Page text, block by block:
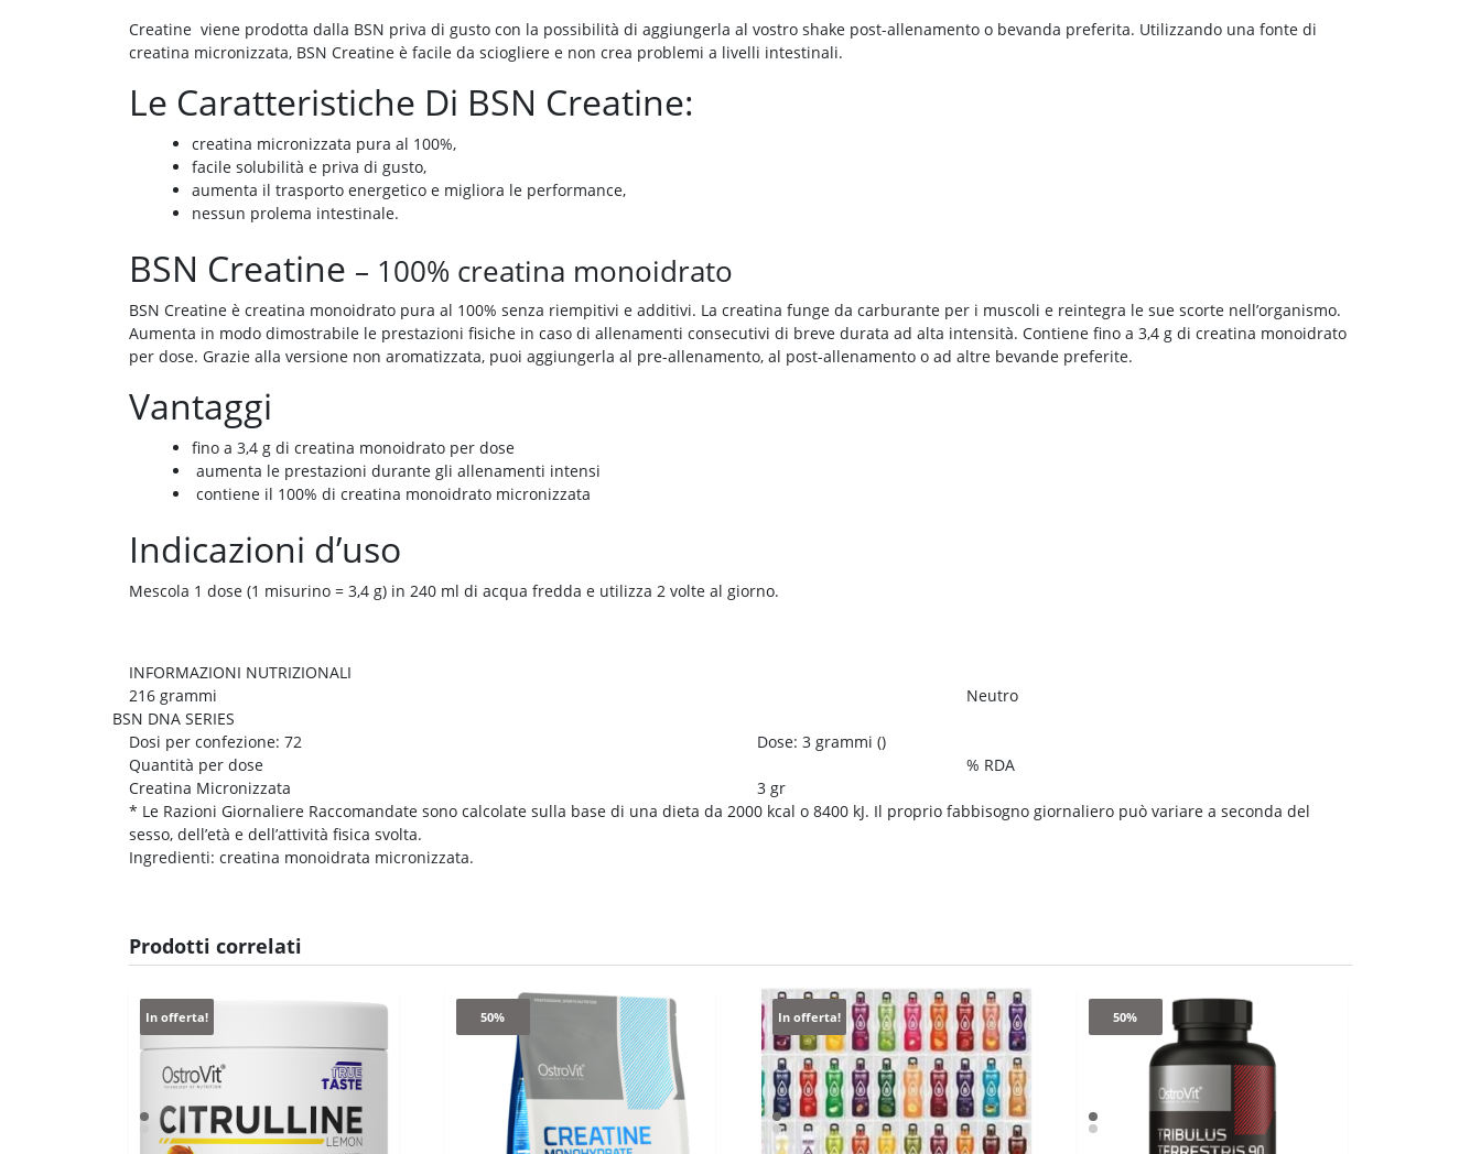
Creatine viene prodotta dalla BSN priva di gusto con la possibilità di aggiungerla al vostro shake post-allenamento o bevanda preferita. Utilizzando una fonte di
creatina micronizzata, BSN Creatine è facile da sciogliere e non crea problemi a livelli intestinali.
Le Caratteristiche Di BSN Creatine:
creatina micronizzata pura al 100%,
facile solubilità e priva di gusto,
aumenta il trasporto energetico e migliora le performance,
nessun prolema intestinale.
BSN Creatine – 100% creatina monoidrato
BSN Creatine è creatina monoidrato pura al 100% senza riempitivi e additivi. La creatina funge da carburante per i muscoli e reintegra le sue scorte nell’organismo.
Aumenta in modo dimostrabile le prestazioni fisiche in caso di allenamenti consecutivi di breve durata ad alta intensità. Contiene fino a 3,4 g di creatina monoidrato
per dose. Grazie alla versione non aromatizzata, puoi aggiungerla al pre-allenamento, al post-allenamento o ad altre bevande preferite.
Vantaggi
fino a 3,4 g di creatina monoidrato per dose
aumenta le prestazioni durante gli allenamenti intensi
contiene il 100% di creatina monoidrato micronizzata
Indicazioni d’uso
Mescola 1 dose (1 misurino = 3,4 g) in 240 ml di acqua fredda e utilizza 2 volte al giorno.
INFORMAZIONI NUTRIZIONALI
216 grammi
Neutro
BSN DNA SERIES
Dosi per confezione: 72 Dose: 3 grammi ()
Quantità per dose
% RDA
Creatina Micronizzata
3 gr
* Le Razioni Giornaliere Raccomandate sono calcolate sulla base di una dieta da 2000 kcal o 8400 kJ. Il proprio fabbisogno giornaliero può variare a seconda del
sesso, dell’età e dell’attività fisica svolta.
Ingredienti: creatina monoidrata micronizzata.
Prodotti correlati
In offerta! 50% In offerta! 50%